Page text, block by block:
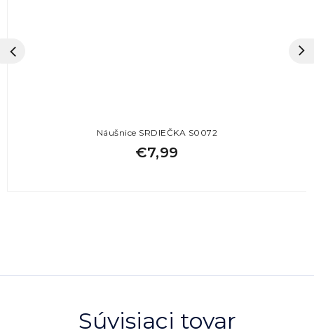
Súvisiaci tovar
Náušnice SRDIEČKA S0072
€7,99